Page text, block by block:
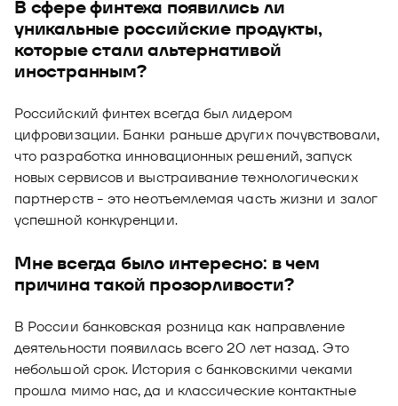
В сфере финтеха появились ли
уникальные российские продукты,
которые стали альтернативой
иностранным?
Российский финтех всегда был лидером
цифровизации. Банки раньше других почувствовали,
что разработка инновационных решений, запуск
новых сервисов и выстраивание технологических
партнерств - это неотъемлемая часть жизни и залог
успешной конкуренции.
Мне всегда было интересно: в чем
причина такой прозорливости?
В России банковская розница как направление
деятельности появилась всего 20 лет назад. Это
небольшой срок. История с банковскими чеками
прошла мимо нас, да и классические контактные